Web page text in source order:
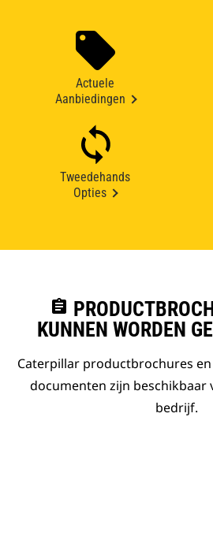
Actuele
Aanbiedingen
Tweedehands
Opties
assignment
KUNNEN WORDEN
Caterpillar productbrochures
documenten zijn beschikbaar
bedrijf.